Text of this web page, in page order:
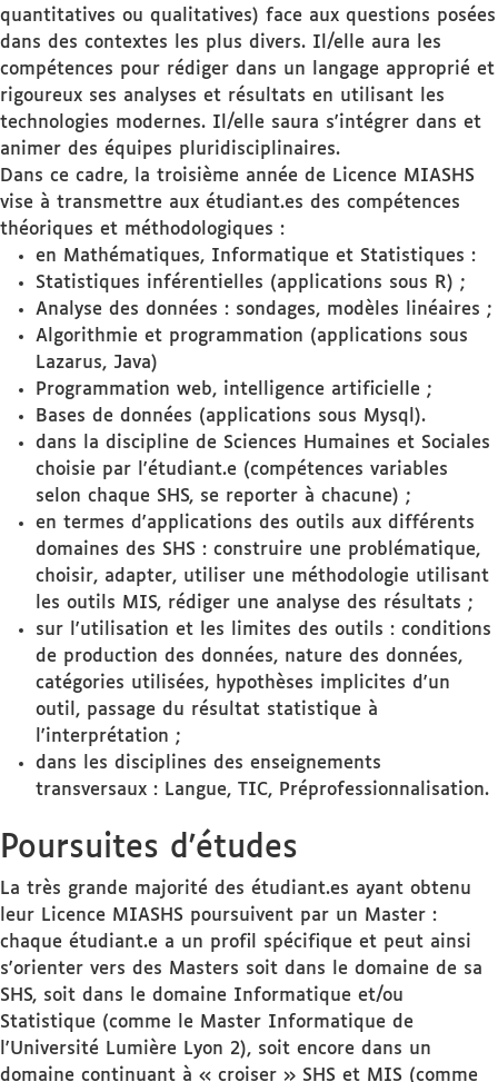
quantitatives ou qualitatives) face aux questions posées
dans des contextes les plus divers. Il/elle aura les
compétences pour rédiger dans un langage approprié et
rigoureux ses analyses et résultats en utilisant les
technologies modernes. Il/elle saura s'intégrer dans et
animer des équipes pluridisciplinaires.
Dans ce cadre, la troisième année de Licence MIASHS
vise à transmettre aux étudiant.es des compétences
théoriques et méthodologiques :
en Mathématiques, Informatique et Statistiques :
Statistiques inférentielles (applications sous R) ;
Analyse des données : sondages, modèles linéaires ;
Algorithmie et programmation (applications sous
Lazarus, Java)
Programmation web, intelligence artificielle ;
Bases de données (applications sous Mysql).
dans la discipline de Sciences Humaines et Sociales
choisie par l'étudiant.e (compétences variables
selon chaque SHS, se reporter à chacune) ;
en termes d'applications des outils aux différents
domaines des SHS : construire une problématique,
choisir, adapter, utiliser une méthodologie utilisant
les outils MIS, rédiger une analyse des résultats ;
sur l'utilisation et les limites des outils : conditions
de production des données, nature des données,
catégories utilisées, hypothèses implicites d'un
outil, passage du résultat statistique à
l'interprétation ;
dans les disciplines des enseignements
transversaux : Langue, TIC, Préprofessionnalisation.
Poursuites d'études
La très grande majorité des étudiant.es ayant obtenu
leur Licence MIASHS poursuivent par un Master :
chaque étudiant.e a un profil spécifique et peut ainsi
s'orienter vers des Masters soit dans le domaine de sa
SHS, soit dans le domaine Informatique et/ou
Statistique (comme le Master Informatique de
l'Université Lumière Lyon 2), soit encore dans un
domaine continuant à « croiser » SHS et MIS (comme